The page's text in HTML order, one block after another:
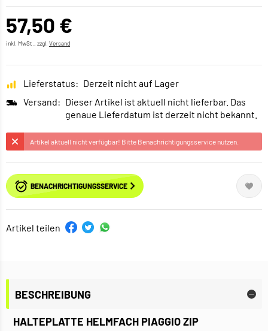
57,50 €
inkl. MwSt., zzgl. Versand
Lieferstatus: Derzeit nicht auf Lager
Versand: Dieser Artikel ist aktuell nicht lieferbar. Das
genaue Lieferdatum ist derzeit nicht bekannt.
Artikel aktuell nicht verfügbar! Bitte Benachrichtigungsservice nutzen.
BENACHRICHTIGUNGSSERVICE
Artikel teilen
BESCHREIBUNG
HALTEPLATTE HELMFACH PIAGGIO ZIP